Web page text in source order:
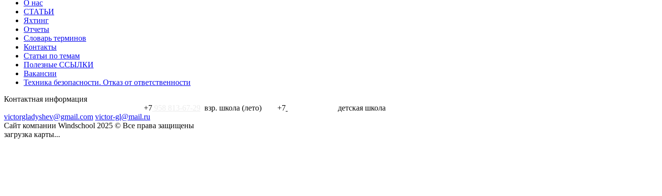
О нас
СТАТЬИ
Яхтинг
Отчеты
Словарь терминов
Контакты
Статьи по темам
Полезные ССЫЛКИ
Вакансии
Техника безопасности. Отказ от ответственности
Контактная информация
+7 взр. школа (лето) +7
детская школа
victorgladyshev@gmail.com victor-gl@mail.ru
Сайт компании Windschool 2025 © Все права защищены
загрузка карты...